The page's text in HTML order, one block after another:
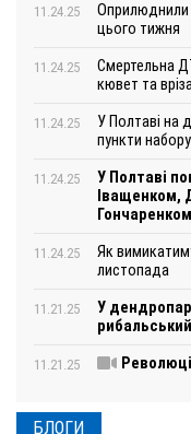
11.24.25
Оприлюднили
цього тижня
11.24.25
Смертельна
кювет та
11.24.25
У Полтаві на
пункти
11.24.25
У Полтаві
Гончаренком
11.24.25
Як
листопада
11.21.25
У
11.21.25
БЛОГИ